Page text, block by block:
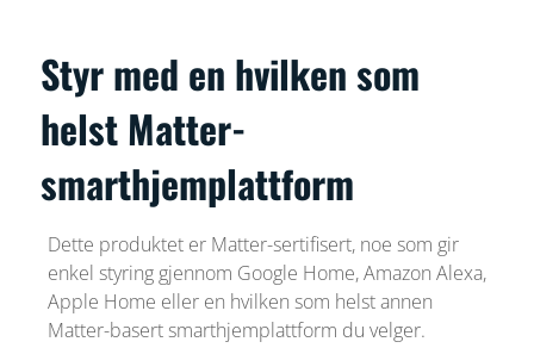
Styr med en hvilken som
helst Matter-
smarthjemplattform
Dette produktet er Matter-sertifisert, noe som gir
enkel styring gjennom Google Home, Amazon Alexa,
Apple Home eller en hvilken som helst annen
Matter-basert smarthjemplattform du velger.